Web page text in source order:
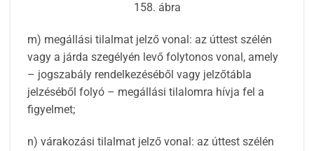
158. ábra
m) megállási tilalmat jelző vonal: az úttest szélén
vagy a járda szegélyén levő folytonos vonal, amely
– jogszabály rendelkezéséből vagy jelzőtábla
jelzéséből folyó – megállási tilalomra hívja fel a
figyelmet;
n) várakozási tilalmat jelző vonal: az úttest szélén